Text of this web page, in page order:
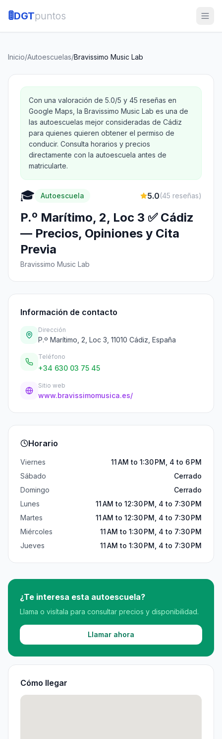
🚦DGTpuntos
Inicio/Autoescuelas/Bravissimo Music Lab
Con una valoración de 5.0/5 y 45 reseñas en
Google Maps, la Bravissimo Music Lab es una de
las autoescuelas mejor consideradas de Cádiz
para quienes quieren obtener el permiso de
conducir. Consulta horarios y precios
directamente con la autoescuela antes de
matricularte.
🎓 Autoescuela 5.0(45 reseñas)
P.º Marítimo, 2, Loc 3 ✅ Cádiz
— Precios, Opiniones y Cita
Previa
Bravissimo Music Lab
Información de contacto
Dirección
P.º Marítimo, 2, Loc 3, 11010 Cádiz, España
Teléfono
+34 630 03 75 45
Sitio web
www.bravissimomusica.es/
Horario
Viernes
11 AM to 1:30 PM, 4 to 6 PM
Sábado
Cerrado
Domingo
Cerrado
Lunes
11 AM to 12:30 PM, 4 to 7:30 PM
Martes
11 AM to 12:30 PM, 4 to 7:30 PM
Miércoles
11 AM to 1:30 PM, 4 to 7:30 PM
Jueves
11 AM to 1:30 PM, 4 to 7:30 PM
¿Te interesa esta autoescuela?
Llama o visítala para consultar precios y disponibilidad.
Llamar ahora
Cómo llegar